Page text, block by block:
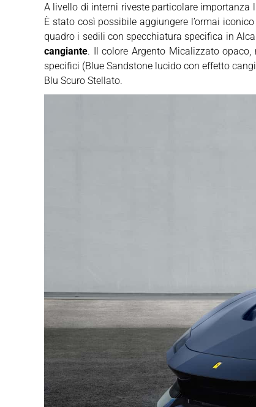
A livello di interni riveste particolare
È stato così possibile aggiungere l’ormai
quadro i sedili con specchiatura specifica in
cangiante. Il colore Argento Micalizzato
specifici (Blue Sandstone lucido con effetto
Blu Scuro Stellato.